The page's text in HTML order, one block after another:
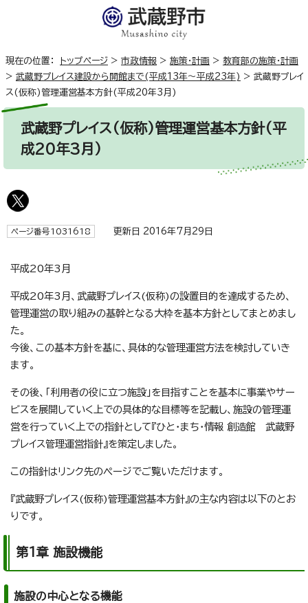
現在の位置： トップページ > 市政情報 > 施策・計画 > 教育部の施策・計画
> 武蔵野プレイス建設から開館まで(平成13年～平成23年) > 武蔵野プレイ
ス(仮称)管理運営基本方針(平成20年3月)
武蔵野プレイス(仮称)管理運営基本方針(平
成20年3月)
ページ番号1031618 更新日 2016年7月29日
平成20年3月
平成20年3月、武蔵野プレイス(仮称)の設置目的を達成するため、
管理運営の取り組みの基幹となる大枠を基本方針としてまとめまし
た。
今後、この基本方針を基に、具体的な管理運営方法を検討していき
ます。
その後、「利用者の役に立つ施設」を目指すことを基本に事業やサー
ビスを展開していく上での具体的な目標等を記載し、施設の管理運
営を行っていく上での指針として『ひと・まち・情報 創造館 武蔵野
プレイス管理運営指針』を策定しました。
この指針はリンク先のページでご覧いただけます。
『武蔵野プレイス(仮称)管理運営基本方針』の主な内容は以下のとお
りです。
第1章 施設機能
施設の中心となる機能